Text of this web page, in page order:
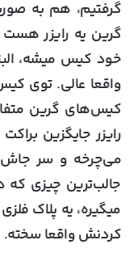
گرفتیم، هم به
گرین یه رایزر
خود کیس میشه،
کیس‌های گرین
رایزر جایگزین
می‌چرخه و سر جاش
جالب‌ترین چیزی که
میگیره، یه پلاک
کردنش واقعا سخته.